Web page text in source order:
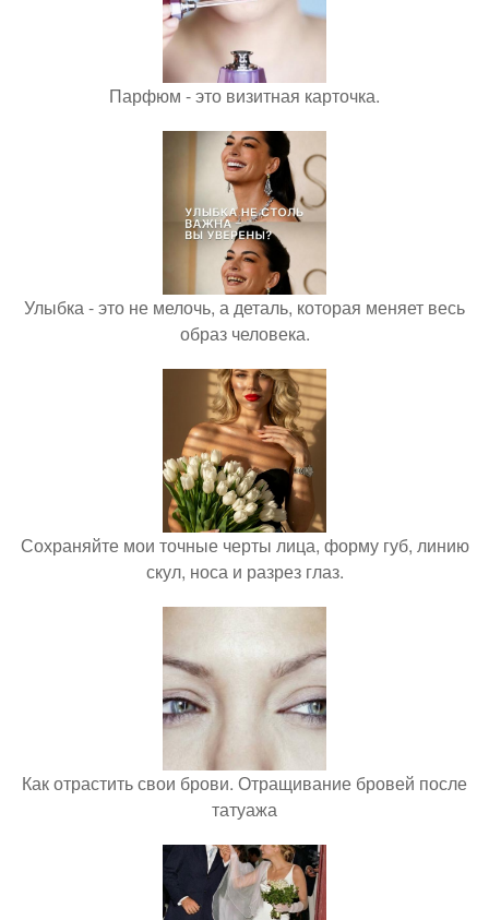
Парфюм - это визитная карточка.
Улыбка - это не мелочь, а деталь, которая меняет весь
образ человека.
Сохраняйте мои точные черты лица, форму губ, линию
скул, носа и разрез глаз.
Как отрастить свои брови. Отращивание бровей после
татуажа